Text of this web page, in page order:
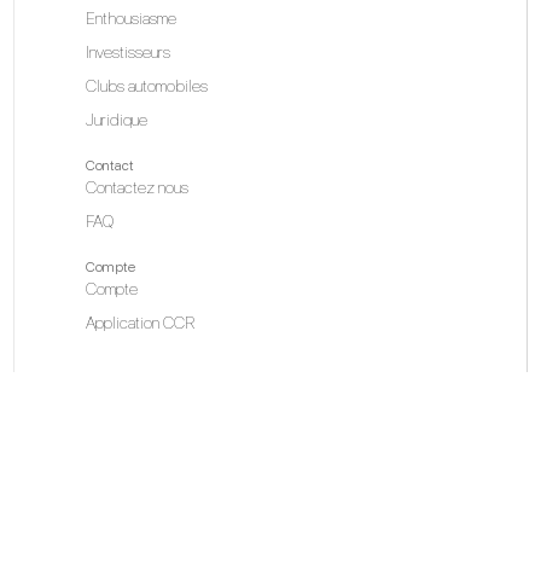
Enthousiasme
Investisseurs
Clubs automobiles
Juridique
Contact
Contactez nous
FAQ
Compte
Compte
Application CCR